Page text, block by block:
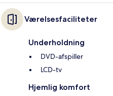
Værelsesfaciliteter
Underholdning
DVD-afspiller
LCD-tv
Hjemlig komfort